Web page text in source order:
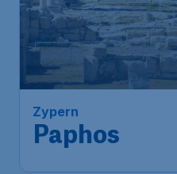
Zypern
Paphos
Paphos
Vor 1 Stunde gefunden